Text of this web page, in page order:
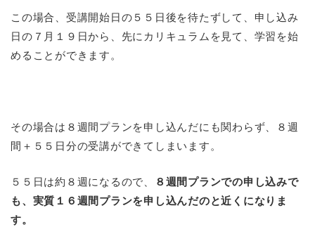
この場合、受講開始日の５５日後を待たずして、申し込み
日の７月１９日から、先にカリキュラムを見て、学習を始
めることができます。
その場合は８週間プランを申し込んだにも関わらず、８週
間＋５５日分の受講ができてしまいます。
５５日は約８週になるので、
８週間プランでの申し込みで
も、実質１６週間プランを申し込んだのと近くになりま
す。